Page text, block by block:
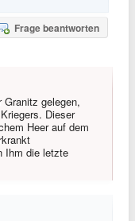
Frage beantworten
gelegen,
Dieser
Heer auf dem
Ihm die letzte